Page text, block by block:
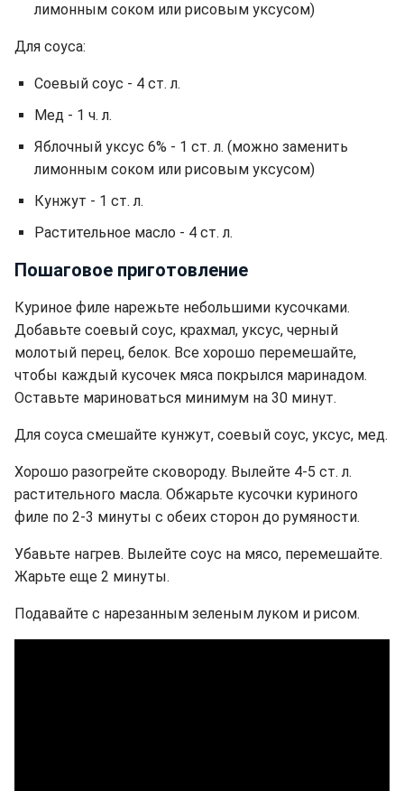
лимонным соком или рисовым уксусом)
Для соуса:
Соевый соус - 4 ст. л.
Мед - 1 ч. л.
Яблочный уксус 6% - 1 ст. л. (можно заменить
лимонным соком или рисовым уксусом)
Кунжут - 1 ст. л.
Растительное масло - 4 ст. л.
Пошаговое приготовление
Куриное филе нарежьте небольшими кусочками.
Добавьте соевый соус, крахмал, уксус, черный
молотый перец, белок. Все хорошо перемешайте,
чтобы каждый кусочек мяса покрылся маринадом.
Оставьте мариноваться минимум на 30 минут.
Для соуса смешайте кунжут, соевый соус, уксус, мед.
Хорошо разогрейте сковороду. Вылейте 4-5 ст. л.
растительного масла. Обжарьте кусочки куриного
филе по 2-3 минуты с обеих сторон до румяности.
Убавьте нагрев. Вылейте соус на мясо, перемешайте.
Жарьте еще 2 минуты.
Подавайте с нарезанным зеленым луком и рисом.